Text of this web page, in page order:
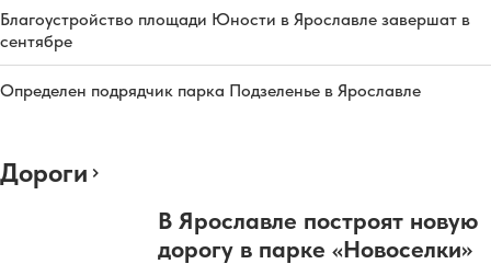
Благоустройство площади Юности в Ярославле завершат в
сентябре
Определен подрядчик парка Подзеленье в Ярославле
Дороги
В Ярославле построят новую
дорогу в парке «Новоселки»